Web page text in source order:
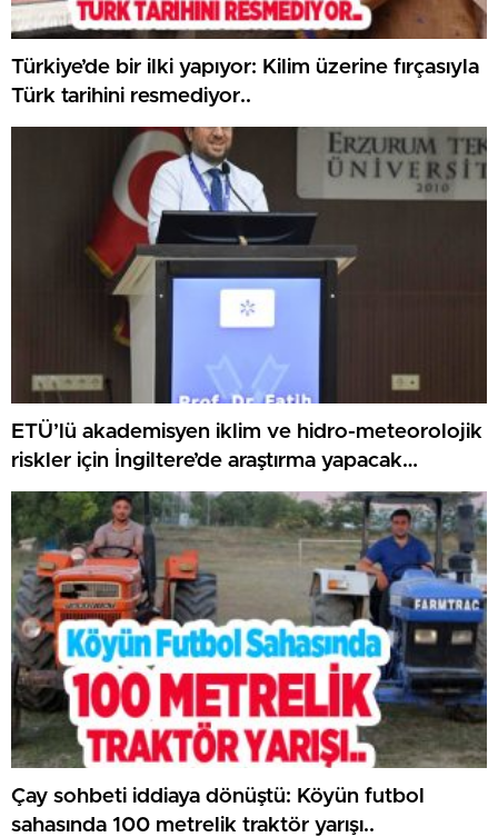
Türkiye’de bir ilki yapıyor: Kilim üzerine fırçasıyla
Türk tarihini resmediyor..
ETÜ’lü akademisyen iklim ve hidro-meteorolojik
riskler için İngiltere’de araştırma yapacak…
Çay sohbeti iddiaya dönüştü: Köyün futbol
sahasında 100 metrelik traktör yarışı..